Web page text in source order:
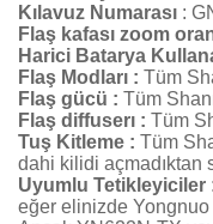
Kılavuz Numarası :
Flaş kafası zoom
Harici Batarya
Flaş Modları : Tüm
Flaş gücü : Tüm
Flaş diffuserı : Tüm
Tuş Kitleme : Tüm
dahi kilidi açmadıktan
Uyumlu Tetikleyiciler
eğer elinizde